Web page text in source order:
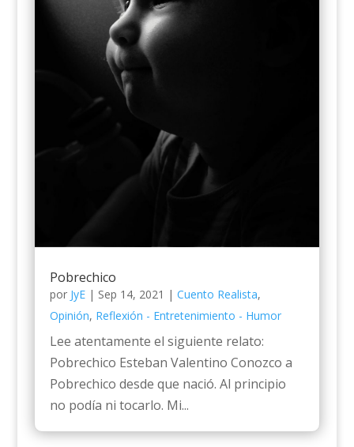
Pobrechico
por JyE| Sep 14, 2021 | Cuento Realista,
Opinión, Reflexión - Entretenimiento - Humor
Lee atentamente el siguiente relato:
Pobrechico Esteban Valentino Conozco a
Pobrechico desde que nació. Al principio
no podía ni tocarlo. Mi...